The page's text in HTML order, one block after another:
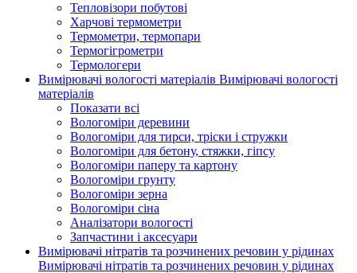
Тепловізори побутові
Харчові термометри
Термометри, термопари
Термогігрометри
Термологери
Вимірювачі вологості матеріалів Вимірювачі вологості
матеріалів
Показати всі
Вологоміри деревини
Вологоміри для тирси, тріски і стружки
Вологоміри для бетону, стяжки, гіпсу
Вологоміри паперу та картону
Вологоміри грунту
Вологоміри зерна
Вологоміри сіна
Аналізатори вологості
Запчастини і аксесуари
Вимірювачі нітратів та розчинених речовин у рідинах
Вимірювачі нітратів та розчинених речовин у рідинах